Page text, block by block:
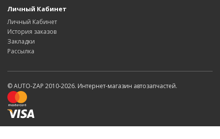
Личный Кабинет
Личный Кабинет
История заказов
Закладки
Рассылка
© AUTO-ZAP 2010-2026. Интернет-магазин автозапчастей.